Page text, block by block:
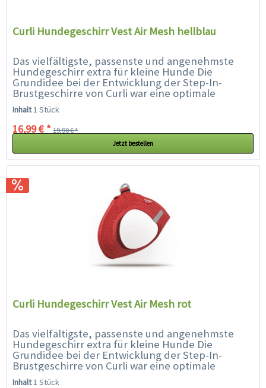
Curli Hundegeschirr Vest Air Mesh hellblau
Das vielfältigste, passenste und angenehmste
Hundegeschirr extra für kleine Hunde Die
Grundidee bei der Entwicklung der Step-In-
Brustgeschirre von Curli war eine optimale
Passform und eine ideale Ergonomie für die...
Inhalt1 Stück
16,99 € * 19,90 € *
Jetzt bestellen
Curli Hundegeschirr Vest Air Mesh rot
Das vielfältigste, passenste und angenehmste
Hundegeschirr extra für kleine Hunde Die
Grundidee bei der Entwicklung der Step-In-
Brustgeschirre von Curli war eine optimale
Passform und eine ideale Ergonomie für die...
Inhalt1 Stück